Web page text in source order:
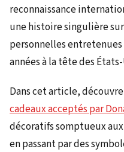
reconnaissance
une histoire singulière
personnelles
années à la tête des
Dans cet article,
cadeaux acceptés par
décoratifs somptueux
en passant par des